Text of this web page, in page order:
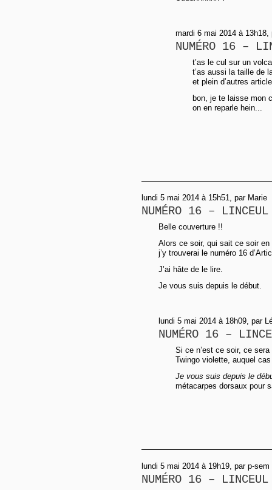
mardi 6 mai 2014 à 13h18,
NUMÉRO 16 –
t’as le cul sur un
t’as aussi la taille de
et plein d’autres
bon, je te laisse mon
on en reparle hein...
lundi 5 mai 2014 à 15h51, par Marie
NUMÉRO 16 – LINCEUL
Belle couverture !!
Alors ce soir, qui sait ce soir
j’y trouverai le numéro 16
J’ai hâte de le lire.
Je vous suis depuis le début.
lundi 5 mai 2014 à 18h09, par
NUMÉRO 16 –
Si ce n’est ce soir, ce
Twingo violette, auquel
Je vous suis depuis le
métacarpes dorsaux pour
lundi 5 mai 2014 à 19h19, par p-sem
NUMÉRO 16 – LINCEUL